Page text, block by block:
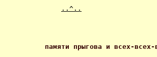
..^..
памяти прыгова и всех-всех-